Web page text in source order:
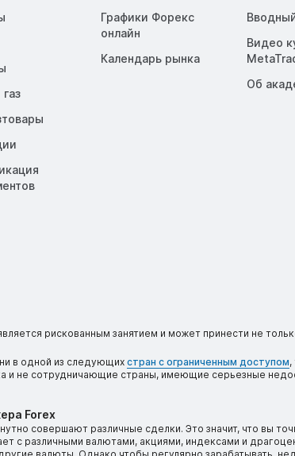
Графики Форекс
онлайн
Календарь рынка
Видео
Об
рискованным занятием и может принести не
в одной из следующих стран с ограниченным доступом,
и не сотрудничающие страны, имеющие серьезные
Forex
совершают различные сделки. Это значит, что вы
с различными валютами, акциями, индексами и